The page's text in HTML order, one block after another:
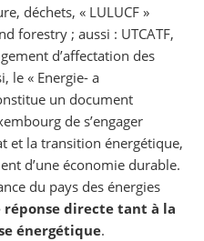
déchets, « LULUCF »
forestry ; aussi : UTCATF,
d’affectation des
le « Energie- a
un document
de s’engager
et la transition énergétique,
d’une économie durable.
du pays des énergies
réponse directe tant à la
énergétique.